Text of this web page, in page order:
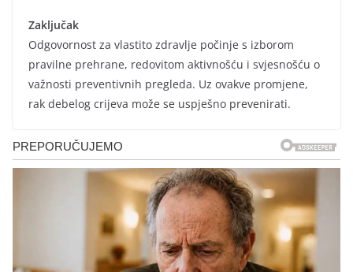
Zaključak
Odgovornost za vlastito zdravlje počinje s izborom
pravilne prehrane, redovitom aktivnošću i svjesnošću o
važnosti preventivnih pregleda. Uz ovakve promjene,
rak debelog crijeva može se uspješno prevenirati.